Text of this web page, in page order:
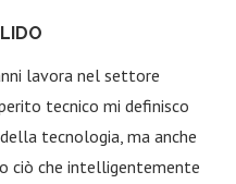
lavora nel settore
tecnico mi definisco
tecnologia, ma anche
ciò che intelligentemente